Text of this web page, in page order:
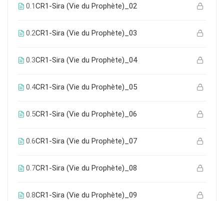
0.1CR1-Sira (Vie du Prophète)_02
0.2CR1-Sira (Vie du Prophète)_03
0.3CR1-Sira (Vie du Prophète)_04
0.4CR1-Sira (Vie du Prophète)_05
0.5CR1-Sira (Vie du Prophète)_06
0.6CR1-Sira (Vie du Prophète)_07
0.7CR1-Sira (Vie du Prophète)_08
0.8CR1-Sira (Vie du Prophète)_09